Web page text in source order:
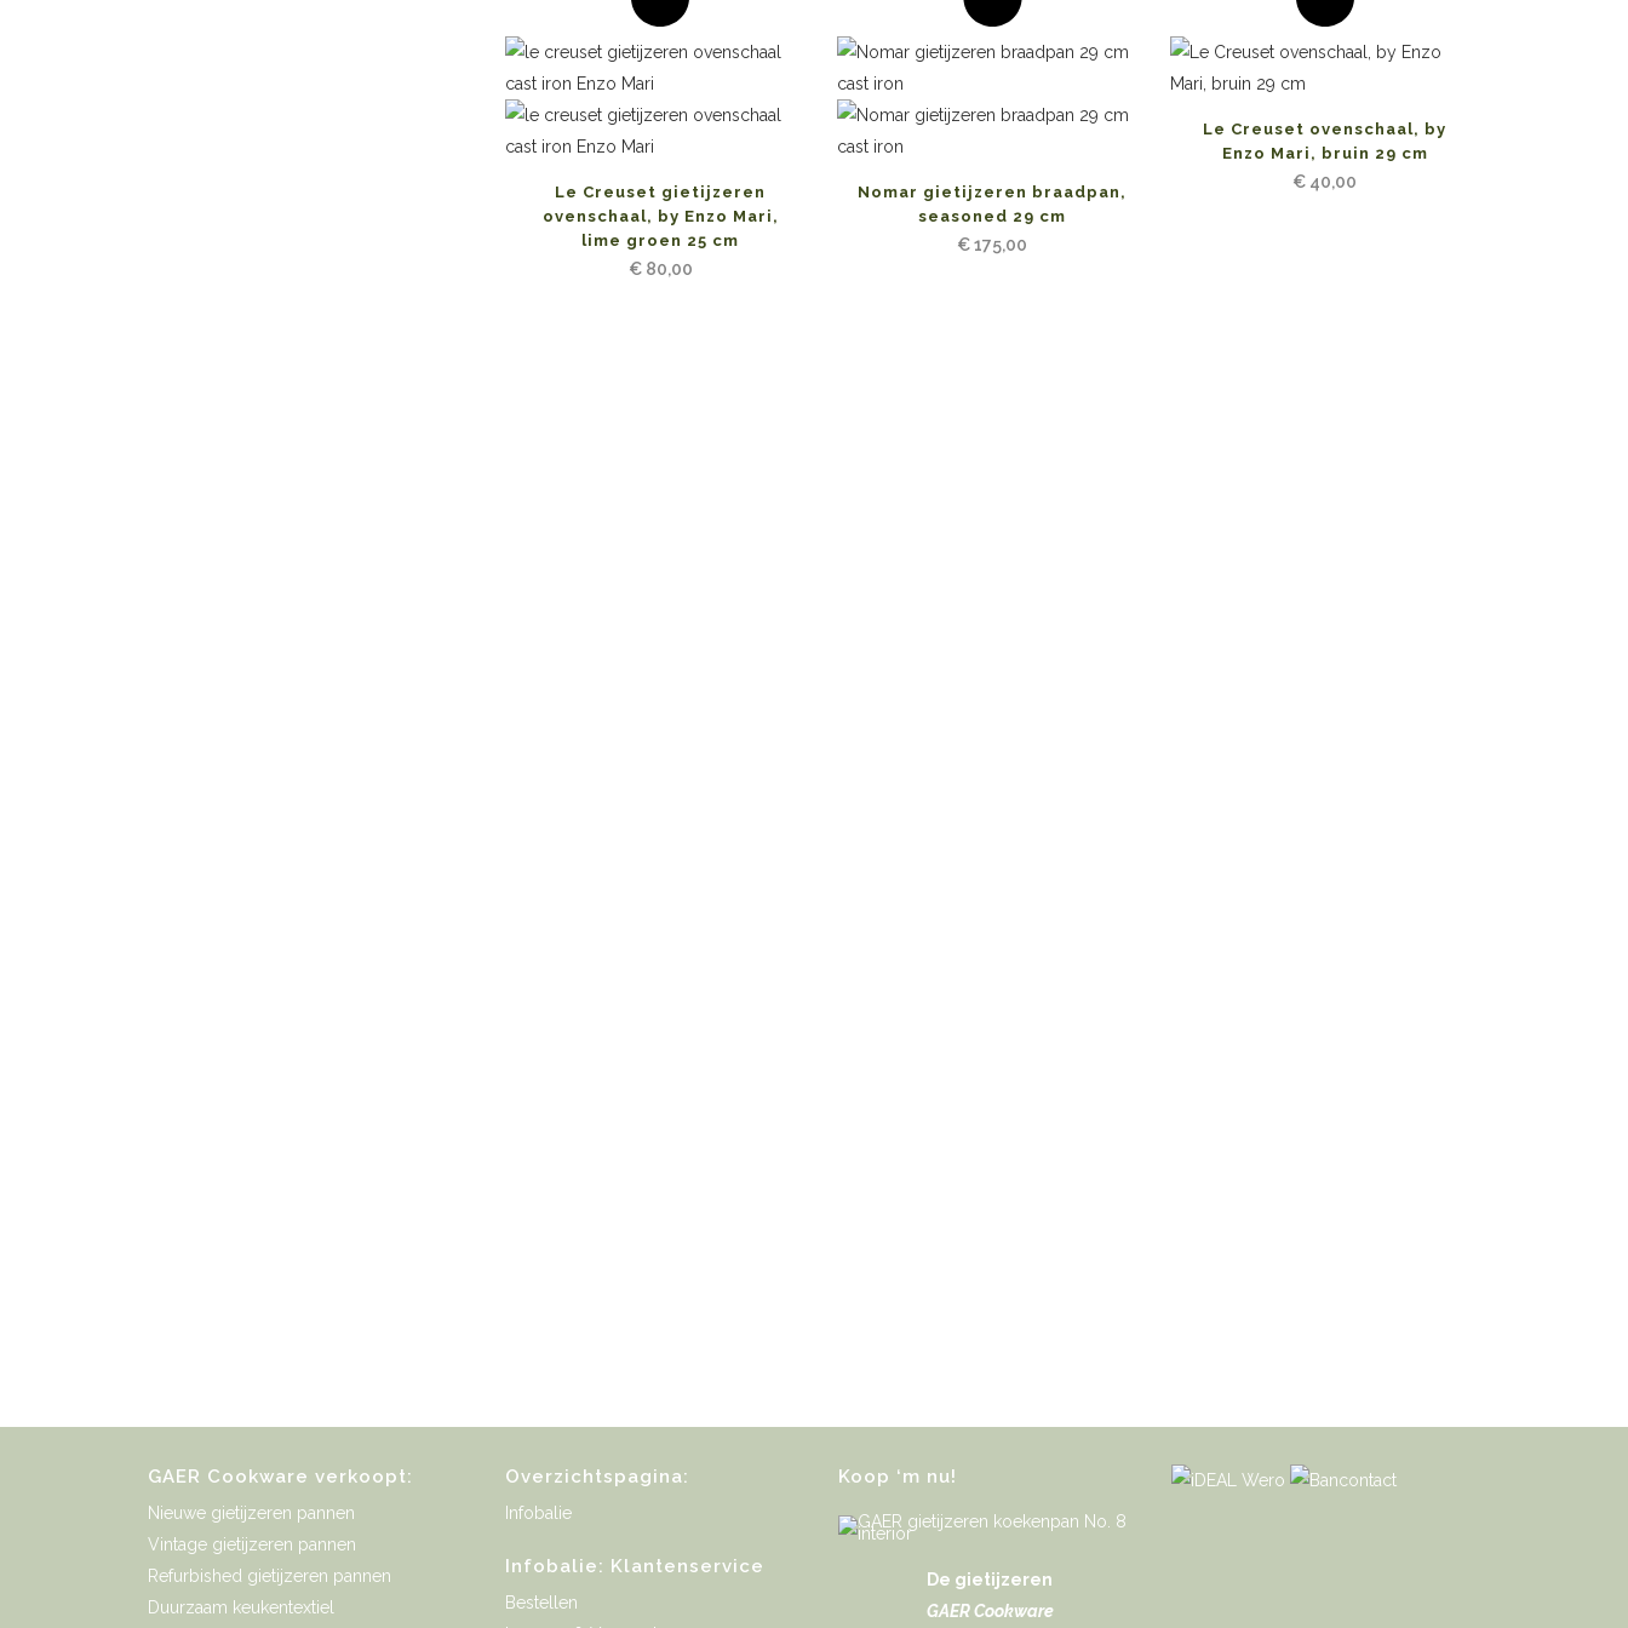
Le Creuset gietijzeren
ovenschaal, by Enzo Mari,
lime groen 25 cm
€80,00
Nomar gietijzeren braadpan,
seasoned 29 cm
€175,00
Le Creuset ovenschaal, by
Enzo Mari, bruin 29 cm
€ 40,00
GAER Cookware verkoopt:
Nieuwe gietijzeren pannen
Vintage gietijzeren pannen
Refurbished gietijzeren pannen
Duurzaam keukentextiel
Overzichtspagina:
Infobalie
Infobalie: Klantenservice
Bestellen
Koop ‘m nu!
De gietijzeren
GAER Cookware